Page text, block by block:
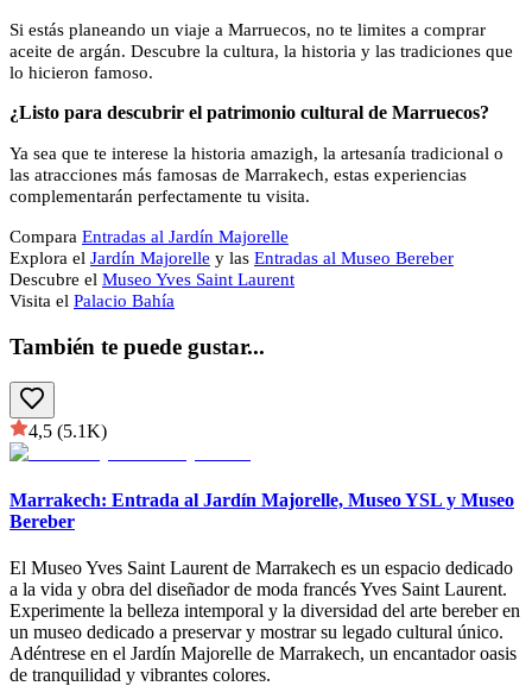
Si estás planeando un viaje a Marruecos, no te limites a comprar
aceite de argán. Descubre la cultura, la historia y las tradiciones que
lo hicieron famoso.
¿Listo para descubrir el patrimonio cultural de Marruecos?
Ya sea que te interese la historia amazigh, la artesanía tradicional o
las atracciones más famosas de Marrakech, estas experiencias
complementarán perfectamente tu visita.
Compara Entradas al Jardín Majorelle
Explora el Jardín Majorelle y las Entradas al Museo Bereber
Descubre el Museo Yves Saint Laurent
Visita el Palacio Bahía
También te puede gustar...
4,5 (5.1K)
Marrakech: Entrada al Jardín Majorelle, Museo YSL y Museo
Bereber
El Museo Yves Saint Laurent de Marrakech es un espacio dedicado
a la vida y obra del diseñador de moda francés Yves Saint Laurent.
Experimente la belleza intemporal y la diversidad del arte bereber en
un museo dedicado a preservar y mostrar su legado cultural único.
Adéntrese en el Jardín Majorelle de Marrakech, un encantador oasis
de tranquilidad y vibrantes colores.